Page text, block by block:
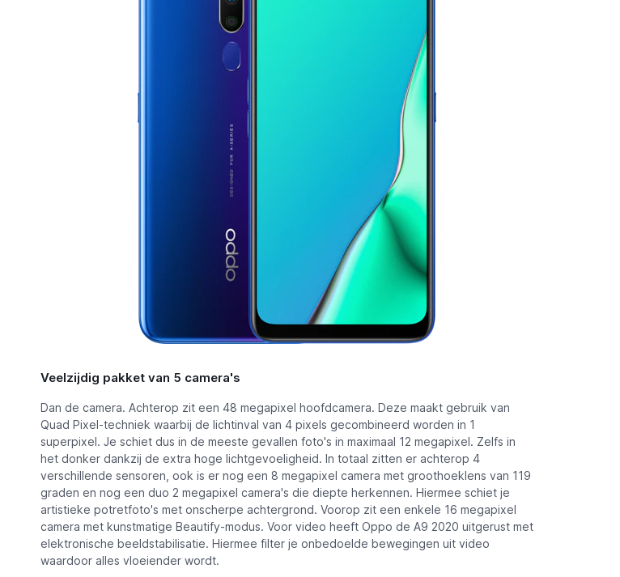
Veelzijdig pakket van 5 camera's
Dan de camera. Achterop zit een 48 megapixel hoofdcamera. Deze maakt gebruik van
Quad Pixel-techniek waarbij de lichtinval van 4 pixels gecombineerd worden in 1
superpixel. Je schiet dus in de meeste gevallen foto's in maximaal 12 megapixel. Zelfs in
het donker dankzij de extra hoge lichtgevoeligheid. In totaal zitten er achterop 4
verschillende sensoren, ook is er nog een 8 megapixel camera met groothoeklens van 119
graden en nog een duo 2 megapixel camera's die diepte herkennen. Hiermee schiet je
artistieke potretfoto's met onscherpe achtergrond. Voorop zit een enkele 16 megapixel
camera met kunstmatige Beautify-modus. Voor video heeft Oppo de A9 2020 uitgerust met
elektronische beeldstabilisatie. Hiermee filter je onbedoelde bewegingen uit video
waardoor alles vloeiender wordt.